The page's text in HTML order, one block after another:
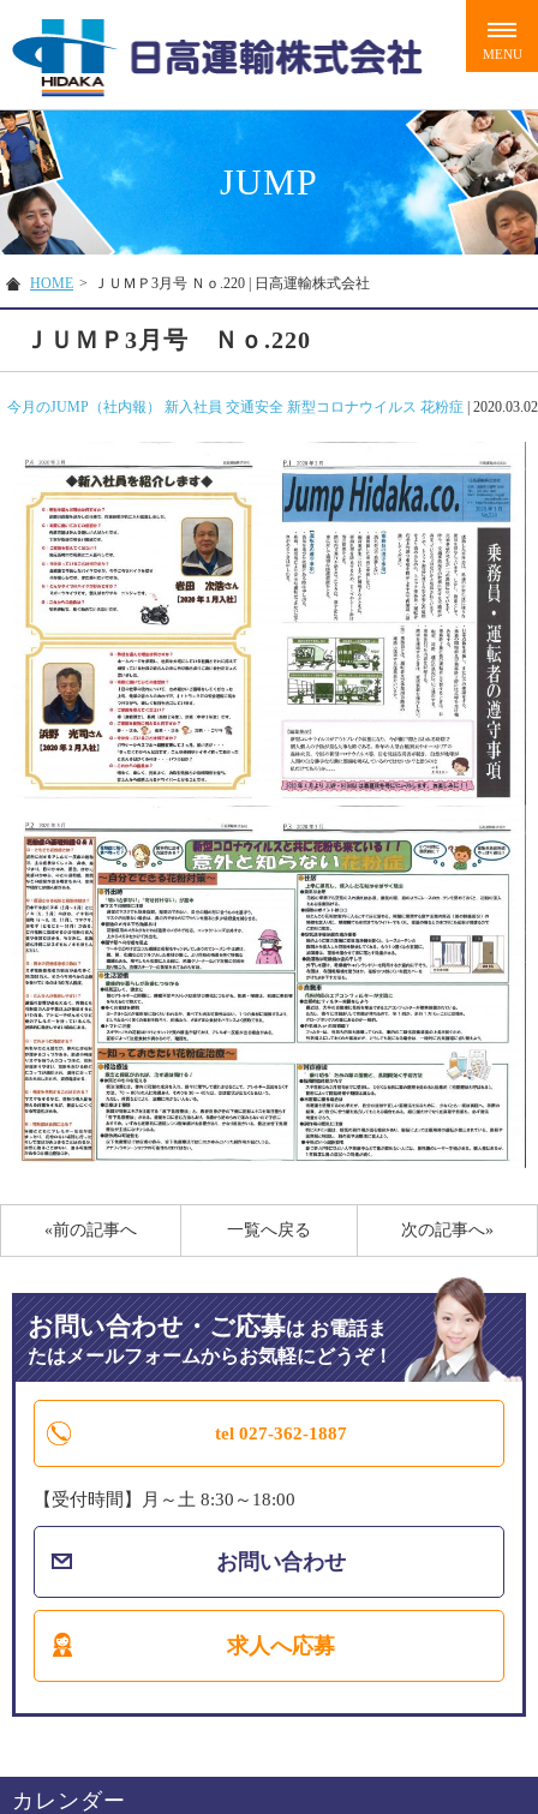
JUMP
HOME > ＪＵＭＰ3月号 Ｎｏ.220 | 日高運輸株式会社
ＪＵＭＰ3月号 Ｎｏ.220
今月のJUMP（社内報） 新入社員 交通安全 新型コロナウイルス 花粉症 | 2020.03.02
«前の記事へ 次の記事へ»
一覧へ戻る
お問い合わせ・ご応募はお電話ま
たはメールフォームからお気軽にどうぞ！
tel 027-362-1887
【受付時間】月～土 8:30～18:00
お問い合わせ
求人へ応募
カレンダー